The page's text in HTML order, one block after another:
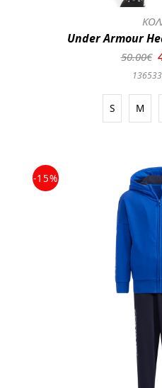
Under Armour
50.00€
S M
-15%